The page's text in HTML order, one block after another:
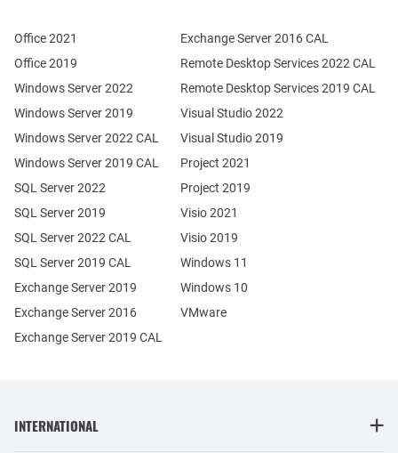
Office 2021
Office 2019
Windows Server 2022
Windows Server 2019
Exchange Server 2019
Exchange Server 2016
SQL Server 2022
SQL Server 2019
Windows Server 2022 CAL
Windows Server 2019 CAL
SQL Server 2022 CAL
SQL Server 2019 CAL
Remote Desktop Services 2022 CAL
Remote Desktop Services 2019 CAL
Exchange Server 2019 CAL
Exchange Server 2016 CAL
Visual Studio 2022
Visual Studio 2019
Project 2021
Project 2019
Visio 2021
Visio 2019
Windows 11
Windows 10
VMware
INTERNATIONAL